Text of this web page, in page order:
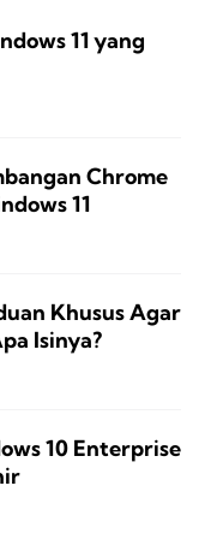
11 yang
Chrome
11
Khusus Agar
Isinya?
10 Enterprise